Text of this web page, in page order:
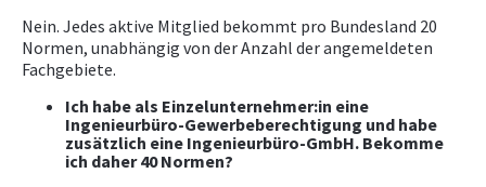
Nein. Jedes aktive Mitglied bekommt pro Bundesland 20
Normen, unabhängig von der Anzahl der angemeldeten
Fachgebiete.
Ich habe als Einzelunternehmer:in eine
Ingenieurbüro-Gewerbeberechtigung und habe
zusätzlich eine Ingenieurbüro-GmbH. Bekomme
ich daher 40 Normen?